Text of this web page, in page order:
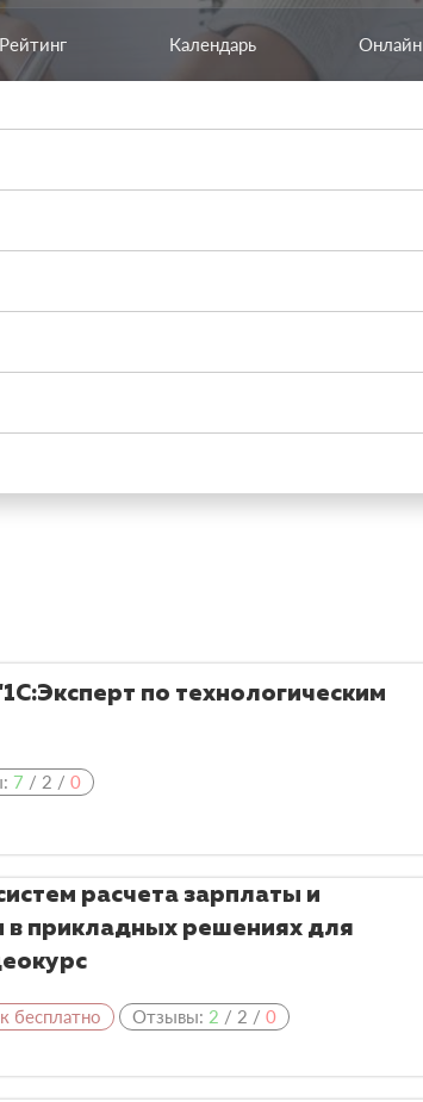
Рейтинг Календарь Онлайн
по технологическим
7 / 2 / 0
расчета зарплаты и
в прикладных решениях для
бесплатно Отзывы: 2 / 2 / 0